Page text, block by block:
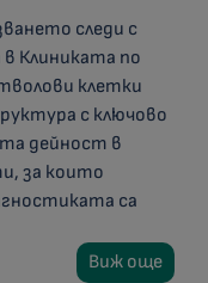
следи с
Клиниката по
клетки
с ключово
дейност в
за които
са
Виж още